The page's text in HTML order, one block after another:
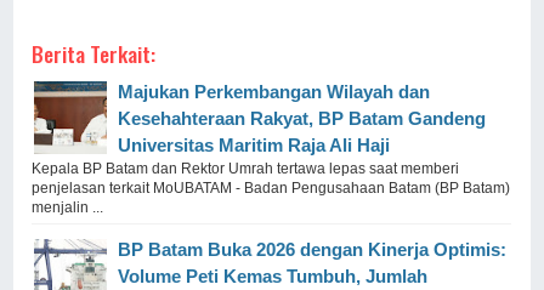
Berita Terkait:
Majukan Perkembangan Wilayah dan
Kesehahteraan Rakyat, BP Batam Gandeng
Universitas Maritim Raja Ali Haji
Kepala BP Batam dan Rektor Umrah tertawa lepas saat memberi
penjelasan terkait MoUBATAM - Badan Pengusahaan Batam (BP Batam)
menjalin ...
BP Batam Buka 2026 dengan Kinerja Optimis:
Volume Peti Kemas Tumbuh, Jumlah